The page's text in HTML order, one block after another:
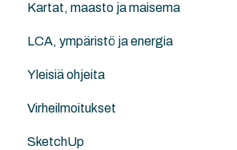
4 Rakenteellinen järjestelmä -
5 Lupamallin esimerkkiprojektit
Rhino - Grasshopper
Archicad
Kartat, maasto ja maisema
LAND4
Projektin koordinaatit
LCA, ympäristö ja energia
Anavitor LCA
Yleisiä ohjeita
Ohjeita
Virheilmoitukset
Archicad
SketchUp